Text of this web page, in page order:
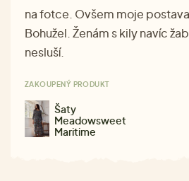
na fotce. Ovšem moje
Bohužel. Ženám s kily navíc
nesluší.
ZAKOUPENÝ PRODUKT
Šaty
Meadowsweet
Maritime